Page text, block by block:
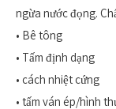
ngừa nước đọng.
• Bê tông
• Tấm định dạng
• cách nhiệt cứng
• tấm ván ép/hình